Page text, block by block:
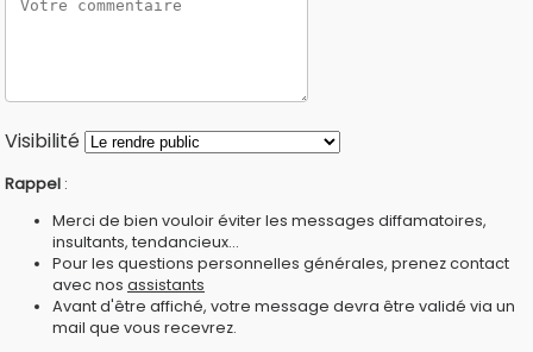
Visibilité
Rappel :
Merci de bien vouloir éviter les messages diffamatoires,
insultants, tendancieux...
Pour les questions personnelles générales, prenez contact
avec nos assistants
Avant d'être affiché, votre message devra être validé via un
mail que vous recevrez.